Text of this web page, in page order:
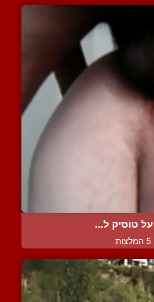
טוסיק ל...
5 המלצות